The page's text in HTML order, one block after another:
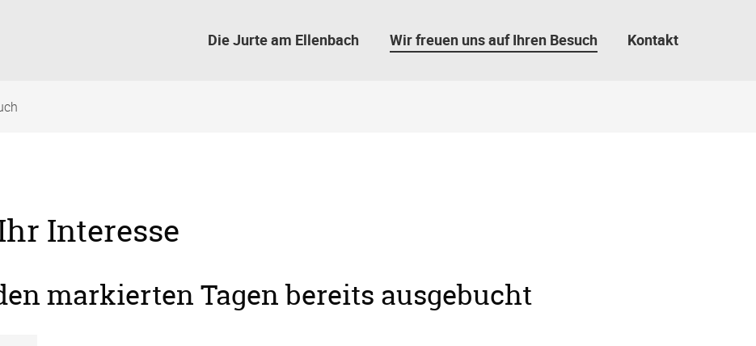
Die Jurte am Ellenbach Wir freuen uns auf Ihren Besuch Kontakt
Interesse
markierten Tagen bereits ausgebucht